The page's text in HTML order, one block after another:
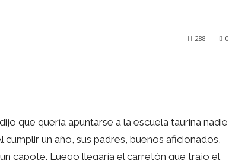
0
288
que quería apuntarse a la escuela taurina nadie
un año, sus padres, buenos aficionados,
capote. Luego llegaría el carretón que trajo el